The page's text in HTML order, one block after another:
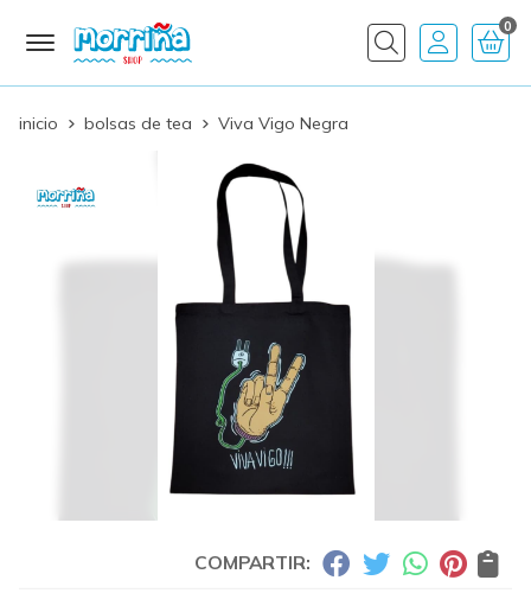
Buscar
0
inicio bolsas de tea Viva Vigo Negra
COMPARTIR: